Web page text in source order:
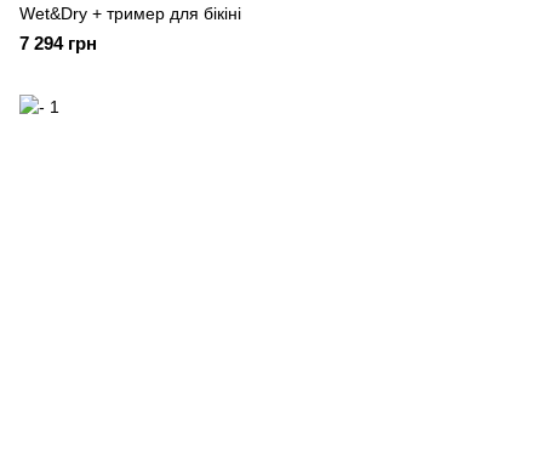
Wet&Dry + тример для бікіні
7 294 грн